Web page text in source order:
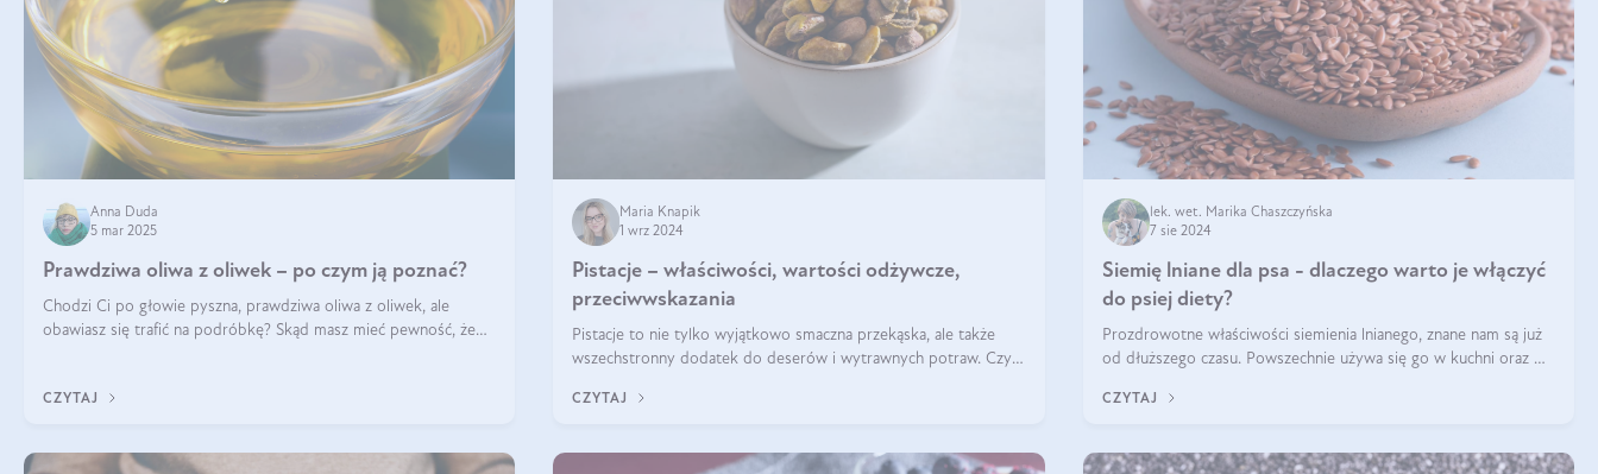
Anna Duda
5 mar 2025
Prawdziwa oliwa z oliwek – po czym ją poznać?
Chodzi Ci po głowie pyszna, prawdziwa oliwa z oliwek, ale
obawiasz się trafić na podróbkę? Skąd masz mieć pewność, że
CZYTAJ
Maria Knapik
1 wrz 2024
Pistacje – właściwości, wartości odżywcze,
przeciwwskazania
Pistacje to nie tylko wyjątkowo smaczna przekąska, ale także
wszechstronny dodatek do deserów i wytrawnych potraw. Czy
każdy może się ni
CZYTAJ
lek. wet. Marika Chaszczyńska
7 sie 2024
Siemię lniane dla psa - dlaczego warto je włączyć
do psiej diety?
Prozdrowotne właściwości siemienia lnianego, znane nam są już
od dłuższego czasu. Powszechnie używa się go w kuchni oraz w
właściwości odn
CZYTAJ